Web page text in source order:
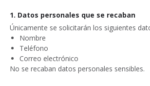
1. Datos personales que se recaban
Únicamente se solicitarán los siguientes
Nombre
Teléfono
Correo electrónico
No se recaban datos personales sensibles.